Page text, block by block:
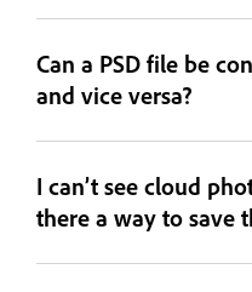
Can a PSD file be
and vice versa?
I can’t see cloud
there a way to save